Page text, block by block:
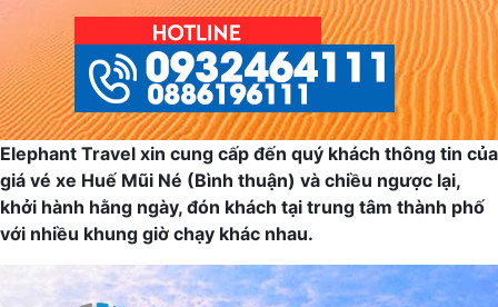
Elephant Travel xin cung cấp đến quý khách thông tin của
giá vé xe Huế Mũi Né (Bình thuận) và chiều ngược lại,
khởi hành hằng ngày, đón khách tại trung tâm thành phố
với nhiều khung giờ chạy khác nhau.